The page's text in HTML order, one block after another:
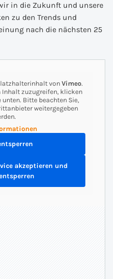
in die Zukunft und unsere
zu den Trends und
nach die nächsten 25
vonVimeo.
Inhalt zuzugreifen, klicken
Bitte beachten Sie,
weitergegeben
akzeptieren und